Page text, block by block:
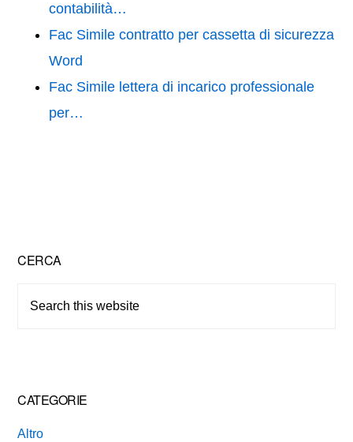
contabilità…
Fac Simile contratto per cassetta di sicurezza
Word
Fac Simile lettera di incarico professionale
per…
Primary
Sidebar
CERCA
CATEGORIE
Altro